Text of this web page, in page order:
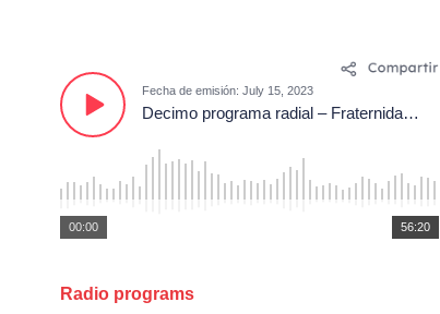
Fecha de emisión: July 15, 2023
Decimo programa radial – Fraternidad para Sanar el Mundo.
56:20
00:00
Radio programs